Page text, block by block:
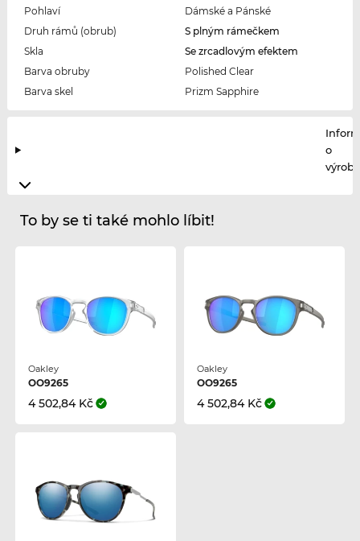
Pohlaví
Dámské a Pánské
Druh rámů (obrub)
S plným rámečkem
Skla
Se zrcadlovým efektem
Barva obruby
Polished Clear
Barva skel
Prizm Sapphire
o
To by se ti také mohlo líbit!
Oakley
OO9265
4 502,84 Kč
Oakley
OO9265
4 502,84 Kč